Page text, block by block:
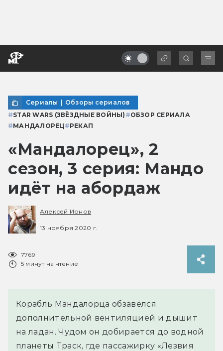
Сериалы | Обзоры сериалов
#STAR WARS (ЗВЁЗДНЫЕ ВОЙНЫ) #ОБЗОР СЕРИАЛА
#МАНДАЛОРЕЦ#РЕКАП
«Мандалорец», 2
сезон, 3 серия: Мандо
идёт на абордаж
Алексей Ионов
13 ноября 2020 г.
7769
5 минут на чтение
Корабль Мандалорца обзавёлся
дополнительной вентиляцией и дышит
на ладан. Чудом он добирается до водной
планеты Траск, где пассажирку «Лезвия